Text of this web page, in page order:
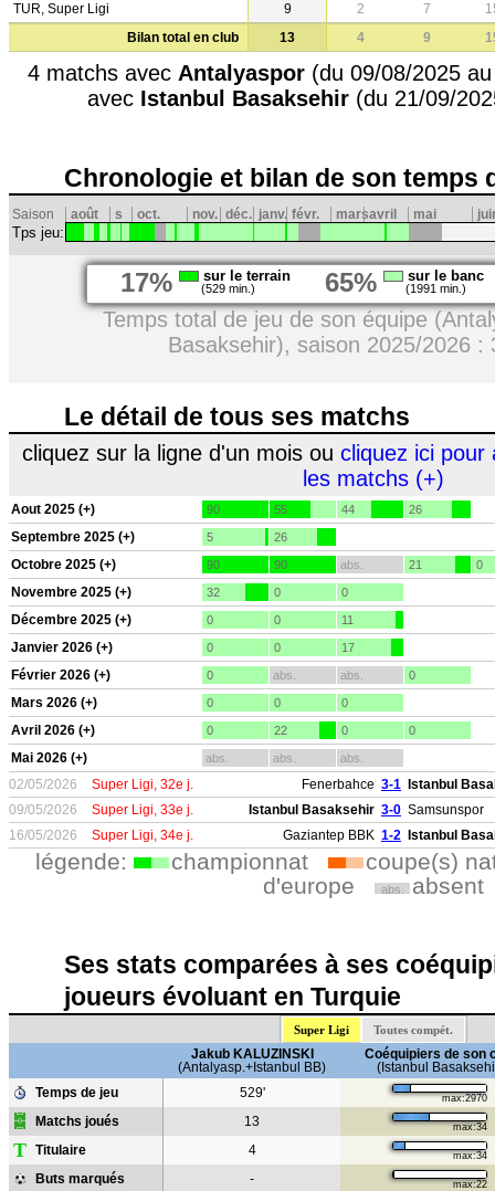
TUR, Super Ligi
9 2 7
Bilan total en club
13 4 9
4 matchs avec Antalyaspor(du 09/08/2025
avec Istanbul Basaksehir(du 21/09/
Chronologie et bilan de son temps
Saison août s oct. nov. déc. janv. févr. marsavril mai
Tps jeu:
17% sur le terrain
(529 min.) 65% sur le banc
(1991 min.)
Temps total de jeu de son équipe
Basaksehir), saison 2025/2026 :
Le détail de tous ses matchs
cliquez sur la ligne d'un mois ou cliquez ici pour
les matchs (+)
Aout 2025 (+) 90 55 44 26
Septembre 2025 (+) 5 26
Octobre 2025 (+) 90 90 abs. 21 0
Novembre 2025 (+) 32 0 0
Décembre 2025 (+) 0 0 11
Janvier 2026 (+) 0 0 17
Février 2026 (+) 0 abs. abs. 0
Mars 2026 (+) 0 0 0
Avril 2026 (+) 0 22 0 0
Mai 2026 (+) abs. abs. abs.
02/05/2026 Super Ligi, 32e j. Fenerbahce 3-1
Istanbul
09/05/2026
Super Ligi, 33e j. Istanbul Basaksehir 3-0 Samsunspor
16/05/2026
Super Ligi, 34e j. Gaziantep BBK 1-2 Istanbul
légende: championnat
coupe(s)
d'europe
abs. absent
Ses stats comparées à ses
joueurs évoluant en Turquie
Super Ligi Toutes compét.
Jakub KALUZINSKI
(Antalyasp.+Istanbul BB)
Coéquipiers de son
(Istanbul
Temps de jeu
529' max:2970
Matchs joués 13 max:34
T Titulaire 4 max:34
Buts marqués - max:22